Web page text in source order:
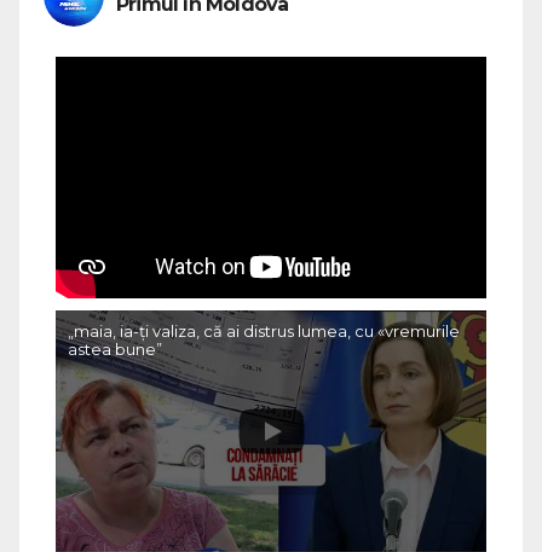
„maia, ia-ți valiza, că ai distrus lumea, cu «vremurile
astea bune”